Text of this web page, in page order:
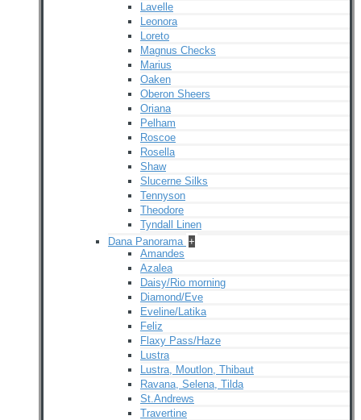
Lavelle
Leonora
Loreto
Magnus Checks
Marius
Oaken
Oberon Sheers
Oriana
Pelham
Roscoe
Rosella
Shaw
Slucerne Silks
Tennyson
Theodore
Tyndall Linen
Dana Panorama +
Amandes
Azalea
Daisy/Rio morning
Diamond/Eve
Eveline/Latika
Feliz
Flaxy Pass/Haze
Lustra
Lustra, Moutlon, Thibaut
Ravana, Selena, Tilda
St.Andrews
Travertine